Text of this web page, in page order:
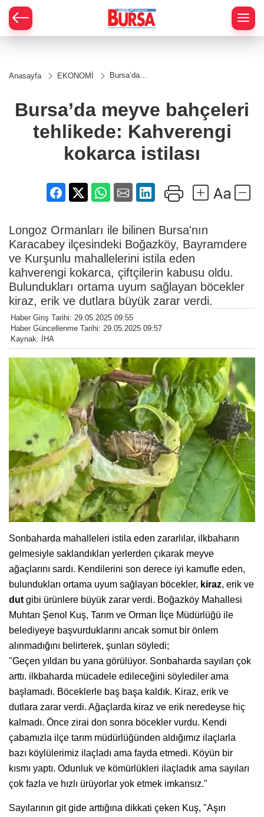
Anasayfa EKONOMİ
Bursa’da
Kahverengi
kokarca
istilası
Bursa’da meyve bahçeleri
tehlikede: Kahverengi
kokarca istilası
Longoz Ormanları ile bilinen Bursa'nın
Karacabey ilçesindeki Boğazköy, Bayramdere
ve Kurşunlu mahallelerini istila eden
kahverengi kokarca, çiftçilerin kabusu oldu.
Bulundukları ortama uyum sağlayan böcekler
kiraz, erik ve dutlara büyük zarar verdi.
Haber Giriş Tarihi: 29.05.2025 09:55
Haber Güncellenme Tarihi: 29.05.2025 09:57
Kaynak: İHA
Sonbaharda mahalleleri istila eden zararlılar, ilkbaharın
gelmesiyle saklandıkları yerlerden çıkarak meyve
ağaçlarını sardı. Kendilerini son derece iyi kamufle eden,
bulundukları ortama uyum sağlayan böcekler, kiraz, erik ve
dut gibi ürünlere büyük zarar verdi. Boğazköy Mahallesi
Muhtarı Şenol Kuş, Tarım ve Orman İlçe Müdürlüğü ile
belediyeye başvurduklarını ancak somut bir önlem
alınmadığını belirterek, şunları söyledi;
"Geçen yıldan bu yana görülüyor. Sonbaharda sayıları çok
arttı. ilkbaharda mücadele edileceğini söylediler ama
başlamadı. Böceklerle baş başa kaldık. Kiraz, erik ve
dutlara zarar verdi. Ağaçlarda kiraz ve erik neredeyse hiç
kalmadı. Önce zirai don sonra böcekler vurdu. Kendi
çabamızla ilçe tarım müdürlüğünden aldığımız ilaçlarla
bazı köylülerimiz ilaçladı ama fayda etmedi. Köyün bir
kısmı yaptı. Odunluk ve kömürlükleri ilaçladık ama sayıları
çok fazla ve hızlı ürüyorlar yok etmek imkansız."
Sayılarının git gide arttığına dikkati çeken Kuş, "Aşırı